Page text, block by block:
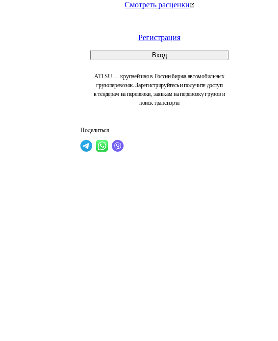
Смотреть расценки
Регистрация
Вход
ATI.SU — крупнейшая в России биржа автомобильных
грузоперевозок. Зарегистрируйтесь и получите доступ
к тендерам на перевозки, заявкам на перевозку грузов и
поиск транспорта
Поделиться